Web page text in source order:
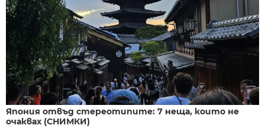
Япония отвъд стереотипите: 7 неща, които не
очаквах (СНИМКИ)